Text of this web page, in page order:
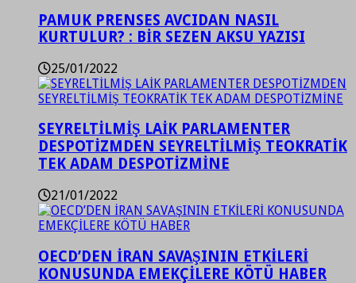
PAMUK PRENSES AVCIDAN NASIL
KURTULUR? : BİR SEZEN AKSU YAZISI
25/01/2022
SEYRELTİLMİŞ LAİK PARLAMENTER
DESPOTİZMDEN SEYRELTİLMİŞ TEOKRATİK
TEK ADAM DESPOTİZMİNE
21/01/2022
OECD’DEN İRAN SAVAŞININ ETKİLERİ
KONUSUNDA EMEKÇİLERE KÖTÜ HABER